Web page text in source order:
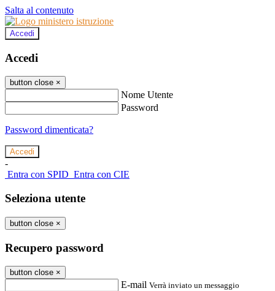
Salta al contenuto
Accedi
Accedi
button close ×
Nome Utente
Password
Password dimenticata?
-
Entra con SPID Entra con CIE
Seleziona utente
button close ×
Recupero password
button close ×
E-mail Verrà inviato un messaggio